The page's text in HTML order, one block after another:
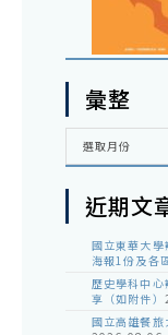
彙整
彙
選取月份
近期文
國立東華大學
海報1份及各
歷史學科中
享（如附件）
國立高雄餐